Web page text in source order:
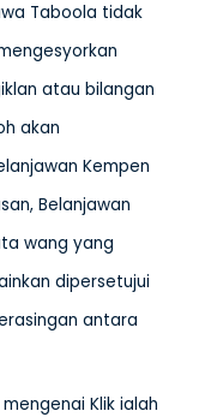
Taboola tidak
atau bilangan
akan
Kempen
Belanjawan
wang yang
dipersetujui
antara
Klik ialah